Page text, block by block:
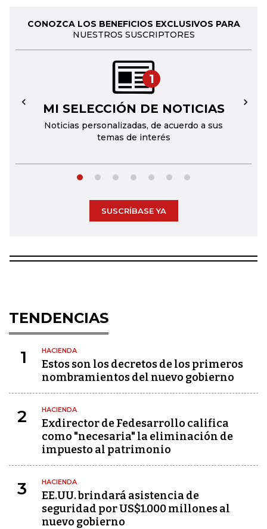
CONOZCA LOS BENEFICIOS EXCLUSIVOS PARA
NUESTROS SUSCRIPTORES
1
MI SELECCIÓN DE NOTICIAS
Noticias personalizadas, de acuerdo a sus
temas de interés
← →
SUSCRÍBASE YA
TENDENCIAS
1 HACIENDA
Estos son los decretos de los primeros
nombramientos del nuevo gobierno
2 HACIENDA
Exdirector de Fedesarrollo califica
como "necesaria" la eliminación de
impuesto al patrimonio
3 HACIENDA
EE.UU. brindará asistencia de
seguridad por US$1.000 millones al
nuevo gobierno